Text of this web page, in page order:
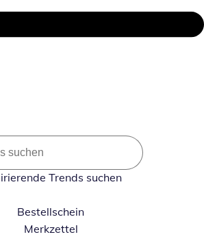
Trends suchen
Bestellschein
Merkzettel